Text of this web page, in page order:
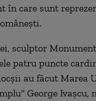
în care sunt
sculptor
patru puncte
au făcut Marea
George